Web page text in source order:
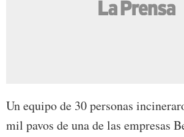
Un equipo de 30 personas
mil pavos de una de las empresas